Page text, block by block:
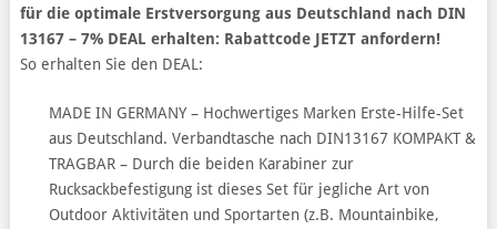
für die optimale Erstversorgung aus Deutschland nach DIN
13167 – 7% DEAL erhalten: Rabattcode JETZT anfordern!
So erhalten Sie den DEAL:
MADE IN GERMANY – Hochwertiges Marken Erste-Hilfe-Set
aus Deutschland. Verbandtasche nach DIN13167 KOMPAKT &
TRAGBAR – Durch die beiden Karabiner zur
Rucksackbefestigung ist dieses Set für jegliche Art von
Outdoor Aktivitäten und Sportarten (z.B. Mountainbike,